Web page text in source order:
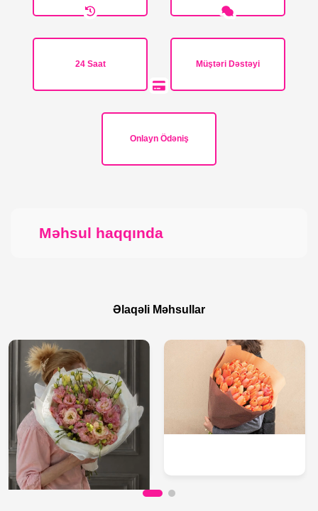
24 Saat Müştəri Dəstəyi
Onlayn Ödəniş
Məhsul haqqında
Əlaqəli Məhsullar